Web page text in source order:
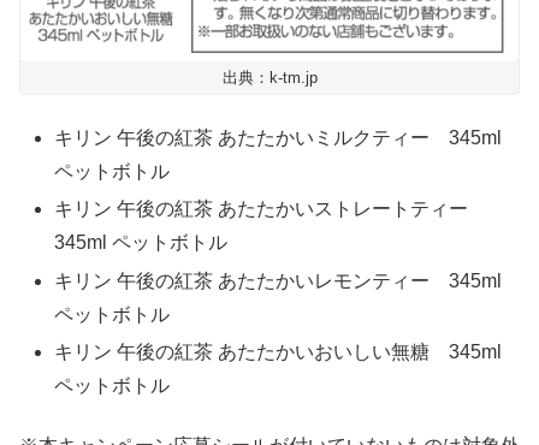
出典：k-tm.jp
キリン 午後の紅茶 あたたかいミルクティー 345ml
ペットボトル
キリン 午後の紅茶 あたたかいストレートティー
345ml ペットボトル
キリン 午後の紅茶 あたたかいレモンティー 345ml
ペットボトル
キリン 午後の紅茶 あたたかいおいしい無糖 345ml
ペットボトル